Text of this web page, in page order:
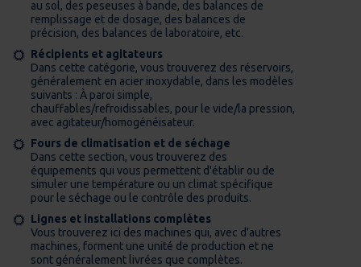
au sol, des peseuses à bande, des balances de
remplissage et de dosage, des balances de
précision, des balances de laboratoire, etc.
Récipients et agitateurs
Dans cette catégorie, vous trouverez des réservoirs,
généralement en acier inoxydable, dans les modèles
suivants : À paroi simple,
chauffables/refroidissables, pour le vide/la pression,
avec agitateur/homogénéisateur.
Fours de climatisation et de séchage
Dans cette section, vous trouverez des
équipements qui vous permettent d'établir ou de
simuler une température ou un climat spécifique
pour le séchage ou le contrôle des produits.
Lignes et installations complètes
Vous trouverez ici des machines qui, avec d'autres
machines, forment une unité de production et ne
sont généralement livrées que complètes.